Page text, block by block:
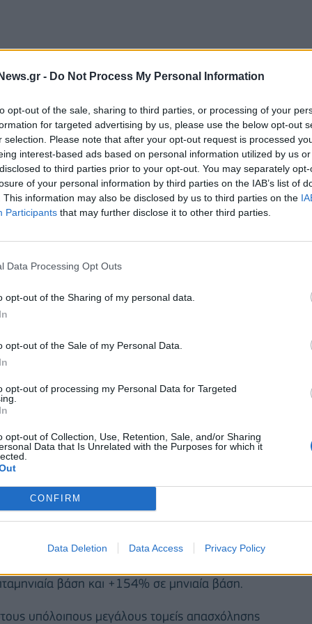
- Do Not Process My Personal Information
opt-out of the sale, sharing to third parties, or processing of your
for targeted advertising by us, please use the below opt-out
selection. Please note that after your opt-out request is processed
interest-based ads based on personal information utilized by us
to third parties prior to your opt-out. You may separately
of your personal information by third parties on the IAB’s list of
This information may also be disclosed by us to third parties on the
Participants that may further disclose it to other third parties.
Data Processing Opt Outs
opt-out of the Sharing of my personal data.
opt-out of the Sale of my Personal Data.
opt-out of processing my Personal Data for Targeted
opt-out of Collection, Use, Retention, Sale, and/or Sharing
Data that Is Unrelated with the Purposes for which it
CONFIRM
Data Deletion Data Access Privacy Policy
υπερωρίες στους κλάδους που έχουν
αυξημένες κατά 80% σε σχέση με το
από 3,5 εκατομμύρια υπερωρίες εντός του
ώρες συγκριτικά με το αντίστοιχο επτάμηνο του
αυξημένες κατά 76% σε σχέση με τον
στους οποίους εφαρμόζεται η Ψηφιακή Κάρτα
Εργασίας και Κοινωνικής Ασφάλισης, η
παρουσιάζεται και πάλι στον κλάδο του
σε μηνιαία βάση (+541%), ενώ ακολουθεί ο
βάση και +154% σε μηνιαία βάση.
υπόλοιπους μεγάλους τομείς απασχόλησης